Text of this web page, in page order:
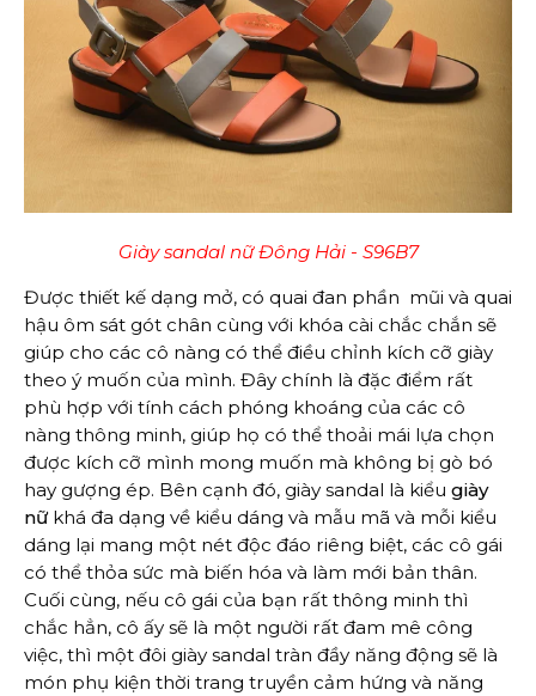
Giày sandal nữ Đông Hải - S96B7
Được thiết kế dạng mở, có quai đan phần mũi và quai
hậu ôm sát gót chân cùng với khóa cài chắc chắn sẽ
giúp cho các cô nàng có thể điều chỉnh kích cỡ giày
theo ý muốn của mình. Đây chính là đặc điểm rất
phù hợp với tính cách phóng khoáng của các cô
nàng thông minh, giúp họ có thể thoải mái lựa chọn
được kích cỡ mình mong muốn mà không bị gò bó
hay gượng ép. Bên cạnh đó, giày sandal là kiểu giày
nữkhá đa dạng về kiểu dáng và mẫu mã và mỗi kiểu
dáng lại mang một nét độc đáo riêng biệt, các cô gái
có thể thỏa sức mà biến hóa và làm mới bản thân.
Cuối cùng, nếu cô gái của bạn rất thông minh thì
chắc hẳn, cô ấy sẽ là một người rất đam mê công
việc, thì một đôi giày sandal tràn đầy năng động sẽ là
món phụ kiện thời trang truyền cảm hứng và năng